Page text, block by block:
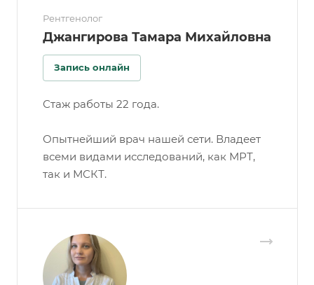
Рентгенолог
Джангирова Тамара Михайловна
Запись онлайн
Стаж работы 22 года.
Опытнейший врач нашей сети. Владеет
всеми видами исследований, как МРТ,
так и МСКТ.